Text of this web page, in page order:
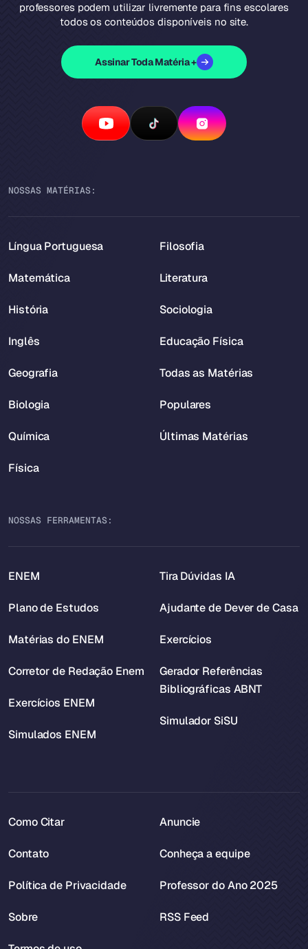
professores podem utilizar livremente para fins escolares
todos os conteúdos disponíveis no site.
Assinar Toda Matéria +
NOSSAS MATÉRIAS:
Língua Portuguesa
Matemática
História
Inglês
Geografia
Biologia
Química
Física
Filosofia
Literatura
Sociologia
Educação Física
Todas as Matérias
Populares
Últimas Matérias
NOSSAS FERRAMENTAS:
ENEM
Plano de Estudos
Matérias do ENEM
Corretor de Redação Enem
Exercícios ENEM
Simulados ENEM
Tira Dúvidas IA
Ajudante de Dever de Casa
Exercícios
Gerador Referências
Bibliográficas ABNT
Simulador SiSU
Como Citar
Contato
Política de Privacidade
Sobre
Anuncie
Conheça a equipe
Professor do Ano 2025
RSS Feed